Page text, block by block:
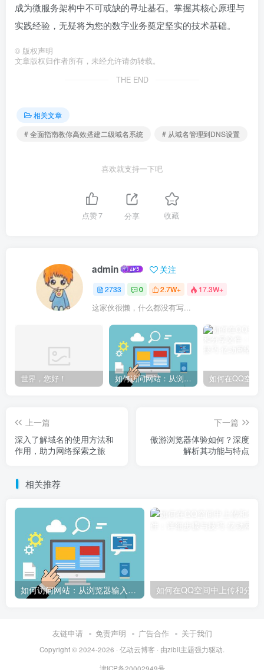
成为微服务架构中不可或缺的寻址基石。掌握其核心原理与
实践经验，无疑将为您的数字业务奠定坚实的技术基础。
© 版权声明
文章版权归作者所有，未经允许请勿转载。
THE END
相关文章
# 全面指南教你高效搭建二级域名系统
# 从域名管理到DNS设置
喜欢就支持一下吧
点赞7 分享 收藏
admin 关注
2733 0 2.7W+ 17.3W+
这家伙很懒，什么都没有写...
世界，您好！ 如何访问网站：从浏览器输入到页面加载的完整步骤详解
上一篇
深入了解域名的使用方法和
作用，助力网络探索之旅
下一篇
傲游浏览器体验如何？深度
解析其功能与特点
相关推荐
如何访问网站：从浏览器输入到页面加载的完整步骤详解
友链申请 免责声明 广告合作 关于我们
Copyright © 2024-2026 · 亿动云博客 · 由zibll主题强力驱动.